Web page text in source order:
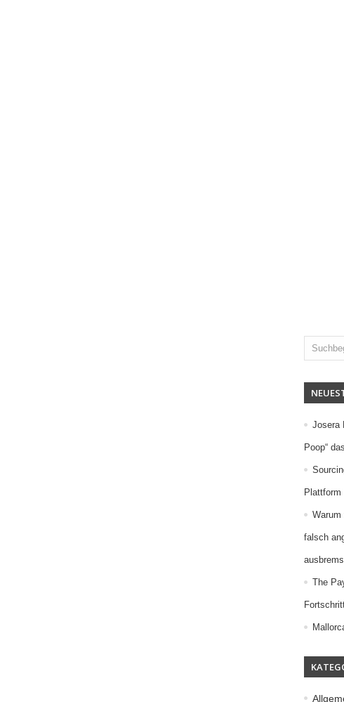
Josera
Poop“
Plattform
Warum
falsch
The